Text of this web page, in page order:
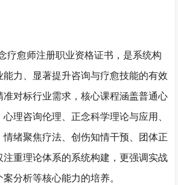
疗愈师注册职业资格证书，是系统构
力、显著提升咨询与疗愈技能的有效
准对标行业需求，核心课程涵盖普通心
理咨询伦理、正念科学理论与应用、
绪聚焦疗法、创伤知情干预、团体正
注重理论体系的系统构建，更强调实战
分析等核心能力的培养。